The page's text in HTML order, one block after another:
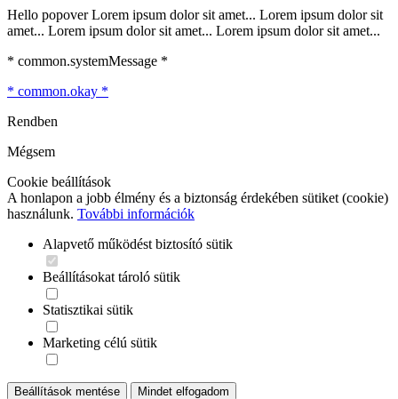
Hello popover Lorem ipsum dolor sit amet... Lorem ipsum dolor sit
amet... Lorem ipsum dolor sit amet... Lorem ipsum dolor sit amet...
* common.systemMessage *
* common.okay *
Rendben
Mégsem
Cookie beállítások
A honlapon a jobb élmény és a biztonság érdekében sütiket (cookie)
használunk. További információk
Alapvető működést biztosító sütik
Beállításokat tároló sütik
Statisztikai sütik
Marketing célú sütik
Beállítások mentése Mindet elfogadom